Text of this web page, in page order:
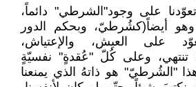
على وجود"الشرطي" دائماً،
وهو أيضاً(كشُرطيّ، وبحكم الدور
على العيش، والإعتياش،
تنتهي، وعلى كُلّ "عُقدةٍ" نفسيّةٍ
"الشُرطيّ" هو ذاتهُ الذي يمنعنا